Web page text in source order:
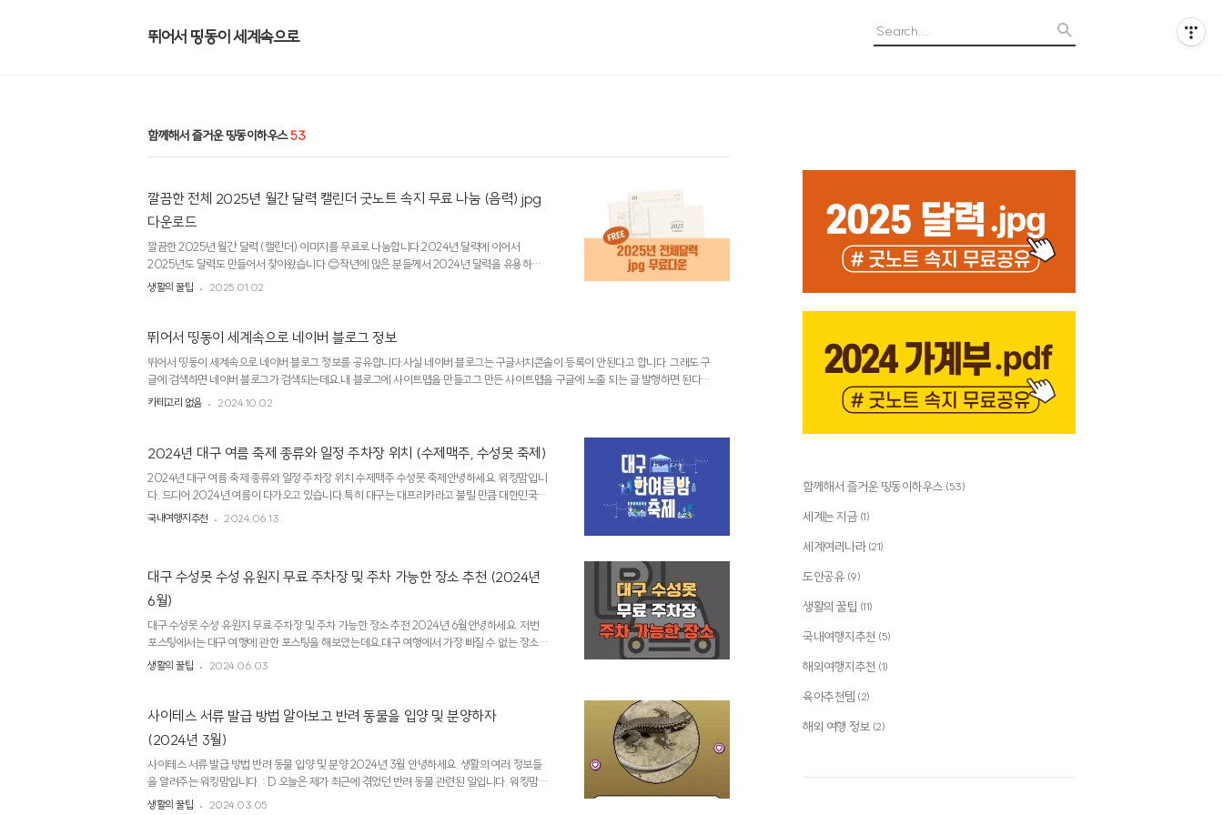
뛰어서 띵동이 세계속으로
함께해서 즐거운 띵동이하우스53
깔끔한 전체 2025년 월간 달력 캘린더 굿노트 속지 무료 나눔 (음력) jpg
다운로드
깔끔한 2025년 월간 달력 (캘린더) 이미지를 무료로 나눔합니다.2024년 달력에 이어서
2025년도 달력도 만들어서 찾아왔습니다 😊작년에 많은 분들께서 2024년 달력을 유용하게
사용해 주셨다는 피드백을 받아서,올해도 2025년 달력을 디자인해보았습니다.굿노트 속지로
월간 캘린더까지 만들었습니다.혹시 오타나 잘못된 부분 있으면 댓글로 알려주세요.수정해서 다
용하실려고pdf 파일이 필요하시다면 아래 ..
생활의 꿀팁 2025.01.02
뛰어서 띵동이 세계속으로 네이버 블로그 정보
뛰어서 띵동이 세계속으로 네이버 블로그 정보를 공유합니다.사실 네이버 블로그는 구글서치콘솔이 등록이 안된다고 합니다. 그래도 구
글에 검색하면 네이버 블로그가 검색되는데요.내 블로그에 사이트맵을 만들고그 만든 사이트맵을 구글에 노출 되는 글 발행하면 된다는
데요.과연 정말 되는 지 테스트 해보겠습니다. https://blog.naver.com/warkingmom/223603812227
카테고리 없음 2024.10.02
2024년 대구 여름 축제 종류와 일정 주차장 위치 (수제맥주, 수성못 축제)
2024년 대구 여름 축제 종류와 일정 주차장 위치 수제맥주 수성못 축제안녕하세요. 워킹맘입니
다. 드디어 2024년 여름이 다가오고 있습니다.특히 대구는 대프리카라고 불릴 만큼 대한민국에
서 가장 더운 도시라고 알려져 있는데요.그만큼 대구에서 열리는 축제는 시원한 컨셉의 축제들
유명한 맥주회사까지..다양한 맥주와 먹거리들로 정말 입을 즐겁게 해주는 축제입니다. 추가적
으로 여러 공연과 이벤트, 체험도 있으니 아이와 함께 즐기기에도 참..
국내여행지추천 2024.06.13
대구 수성못 수성 유원지 무료 주차장 및 주차 가능한 장소 추천 (2024년
6월)
대구 수성못 수성 유원지 무료 주차장 및 주차 가능한 장소 추천 2024년 6월안녕하세요. 저번
포스팅에서는 대구 여행에 관한 포스팅을 해보았는데요.대구 여행에서 가장 빠질 수 없는 장소
가 바로 수성못입니다.그런데.. 수성못은 대중교통이 아주 활성화되어있지만 차로 만약에 놀러
처에 수성구청에서 11월부터 무료 공영 주차장이 생겼습니다.주차할 수 있는 자리도 많으며 새
시면 됩니다.주차 이용 시간 : 24시간 가능.주차 요금 : 무료20..
생활의 꿀팁 2024.06.03
사이테스 서류 발급 방법 알아보고 반려 동물을 입양 및 분양하자
(2024년 3월)
사이테스 서류 발급 방법 반려 동물 입양 및 분양 2024년 3월 안녕하세요. 생활의 여러 정보들
을 알려주는 워킹맘입니다. : D 오늘은 제가 최근에 겪었던 반려 동물 관련된 일입니다. 워킹맘
은 집에서 반려 동물인 거북이를 키우고 있습니다.. 그런데 일이 너무 바빠서 무료 분양을 알아보
생활의 꿀팁 2024.03.05
함께해서 즐거운 띵동이하우스 (53)
세계는 지금 (1)
세계여러나라 (21)
도안공유 (9)
생활의 꿀팁 (11)
국내여행지추천 (5)
해외여행지추천 (1)
육아추천템 (2)
해외 여행 정보 (2)